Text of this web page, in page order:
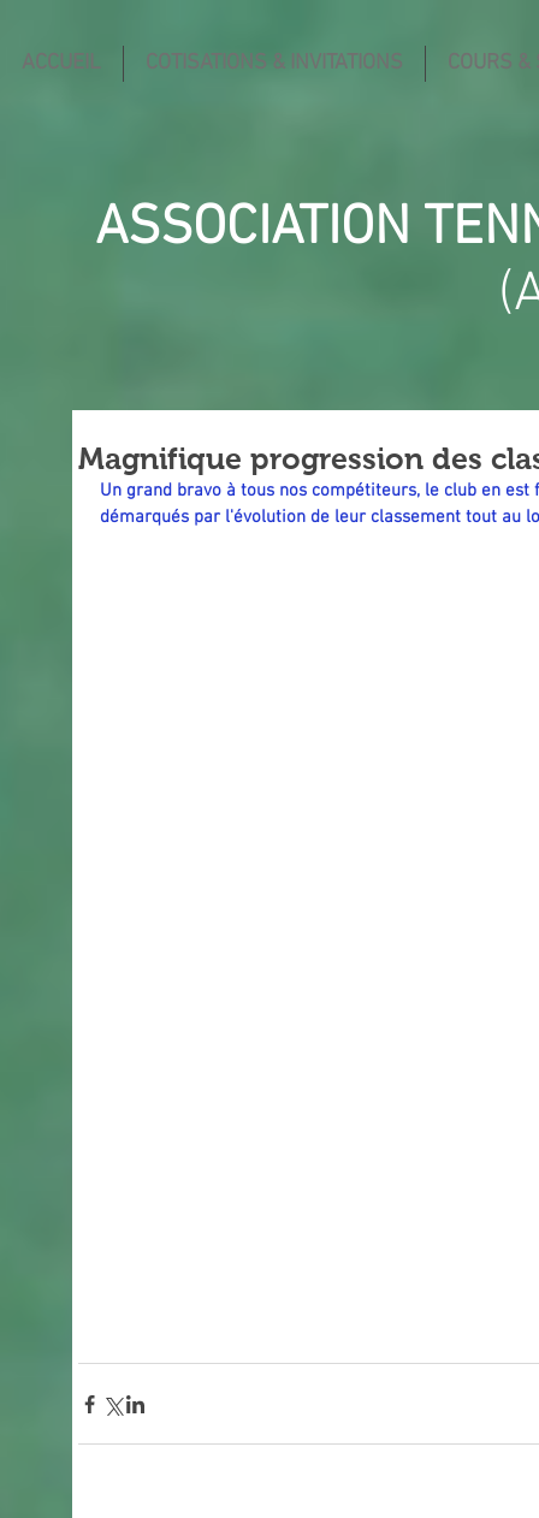
ACCUEIL COTISATIONS & INVITATIONS COURS &
ASSOCIATION
Magnifique progression des
Un grand bravo à tous nos compétiteurs, le club en
démarqués par l'évolution de leur classement tout au